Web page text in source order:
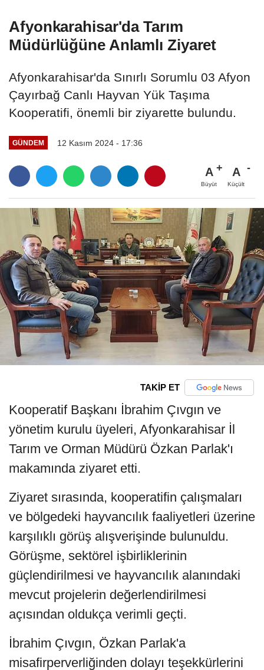
Afyonkarahisar'da Tarım
Müdürlüğüne Anlamlı Ziyaret
Afyonkarahisar'da Sınırlı Sorumlu 03 Afyon
Çayırbağ Canlı Hayvan Yük Taşıma
Kooperatifi, önemli bir ziyarette bulundu.
GÜNDEM 12 Kasım 2024 - 17:36
A
Büyüt
A
Küçült
TAKİP ET
Kooperatif Başkanı İbrahim Çıvgın ve
yönetim kurulu üyeleri, Afyonkarahisar İl
Tarım ve Orman Müdürü Özkan Parlak'ı
makamında ziyaret etti.
Ziyaret sırasında, kooperatifin çalışmaları
ve bölgedeki hayvancılık faaliyetleri üzerine
karşılıklı görüş alışverişinde bulunuldu.
Görüşme, sektörel işbirliklerinin
güçlendirilmesi ve hayvancılık alanındaki
mevcut projelerin değerlendirilmesi
açısından oldukça verimli geçti.
İbrahim Çıvgın, Özkan Parlak'a
misafirperverliğinden dolayı teşekkürlerini